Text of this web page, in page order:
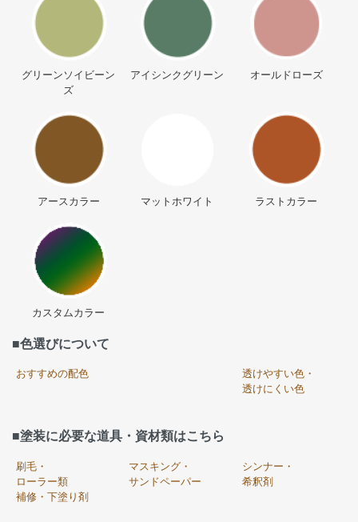
グリーンソイビーン
ズ
アイシンクグリーン オールドローズ
アースカラー マットホワイト ラストカラー
カスタムカラー
■色選びについて
おすすめの配色
透けやすい色・
透けにくい色
■塗装に必要な道具・資材類はこちら
刷毛・
ローラー類
マスキング・
サンドペーパー
シンナー・
希釈剤
補修・下塗り剤